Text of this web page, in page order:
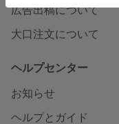
広告出稿について
大口注文について
ヘルプセンター
お知らせ
ヘルプとガイド